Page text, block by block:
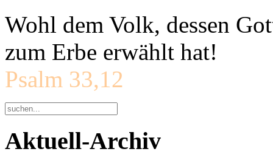
Wohl dem Volk, dessen
zum Erbe erwählt hat!
Psalm 33,12
Aktuell-Archiv